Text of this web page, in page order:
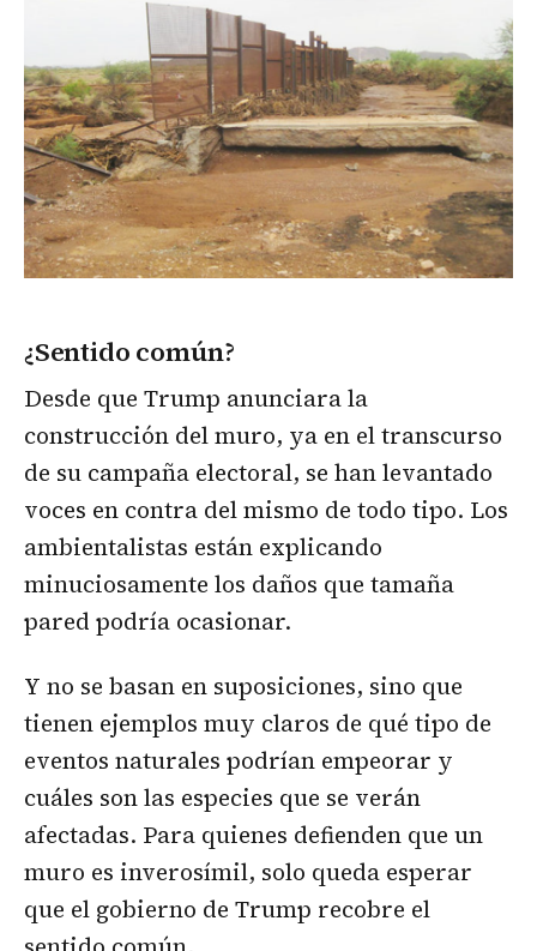
¿Sentido común?
Desde que Trump anunciara la
construcción del muro, ya en el transcurso
de su campaña electoral, se han levantado
voces en contra del mismo de todo tipo. Los
ambientalistas están explicando
minuciosamente los daños que tamaña
pared podría ocasionar.
Y no se basan en suposiciones, sino que
tienen ejemplos muy claros de qué tipo de
eventos naturales podrían empeorar y
cuáles son las especies que se verán
afectadas. Para quienes defienden que un
muro es inverosímil, solo queda esperar
que el gobierno de Trump recobre el